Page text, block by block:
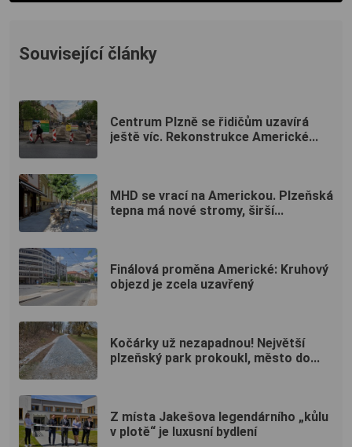
Související články
Centrum Plzně se řidičům uzavírá
ještě víc. Rekonstrukce Americké...
MHD se vrací na Americkou. Plzeňská
tepna má nové stromy, širší...
Finálová proměna Americké: Kruhový
objezd je zcela uzavřený
Kočárky už nezapadnou! Největší
plzeňský park prokoukl, město do...
Z místa Jakešova legendárního „kůlu
v plotě“ je luxusní bydlení